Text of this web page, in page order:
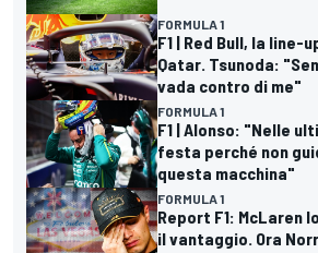
FORMULA 1
F1 | Red Bull, la line-
Qatar. Tsunoda:
vada contro di me"
FORMULA 1
F1 | Alonso: "Nelle
festa perché non
questa macchina"
FORMULA 1
Report F1: McLaren
il vantaggio. Ora